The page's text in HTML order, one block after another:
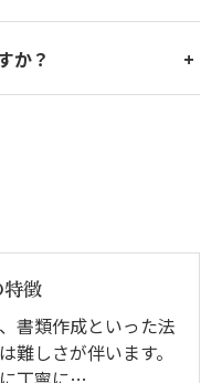
か？
徴
書類作成といった法
難しさが伴います。